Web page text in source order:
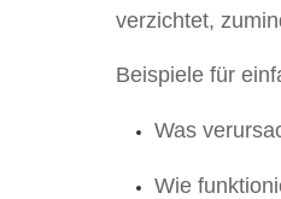
verzichtet,
Beispiele für
Was
Wie